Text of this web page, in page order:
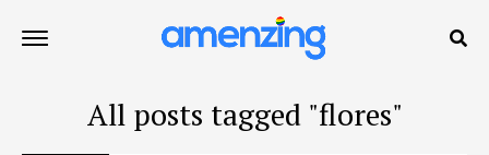
All posts tagged "flores"